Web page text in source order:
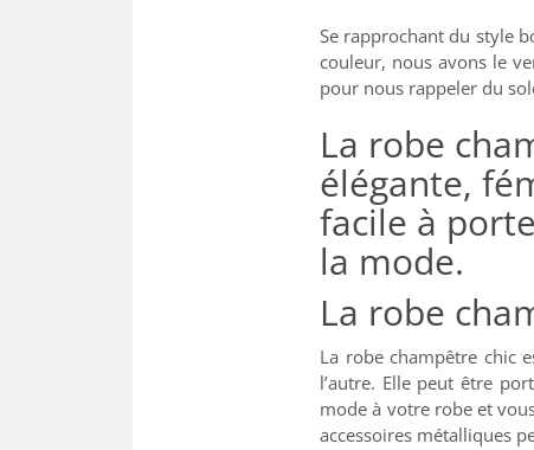
Se rapprochant du style
couleur, nous avons le
pour nous rappeler du
La robe
élégante,
facile à
la mode.
La robe
La robe champêtre chic
l’autre. Elle peut être
mode à votre robe et
accessoires métalliques